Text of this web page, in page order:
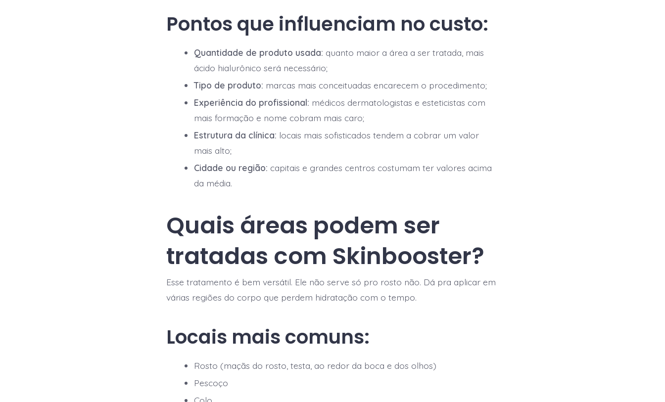
Pontos que influenciam no custo:
Quantidade de produto usada: quanto maior a área a ser tratada, mais
ácido hialurônico será necessário;
Tipo de produto: marcas mais conceituadas encarecem o procedimento;
Experiência do profissional: médicos dermatologistas e esteticistas com
mais formação e nome cobram mais caro;
Estrutura da clínica: locais mais sofisticados tendem a cobrar um valor
mais alto;
Cidade ou região: capitais e grandes centros costumam ter valores acima
da média.
Quais áreas podem ser
tratadas com Skinbooster?
Esse tratamento é bem versátil. Ele não serve só pro rosto não. Dá pra aplicar em
várias regiões do corpo que perdem hidratação com o tempo.
Locais mais comuns:
Rosto (maçãs do rosto, testa, ao redor da boca e dos olhos)
Pescoço